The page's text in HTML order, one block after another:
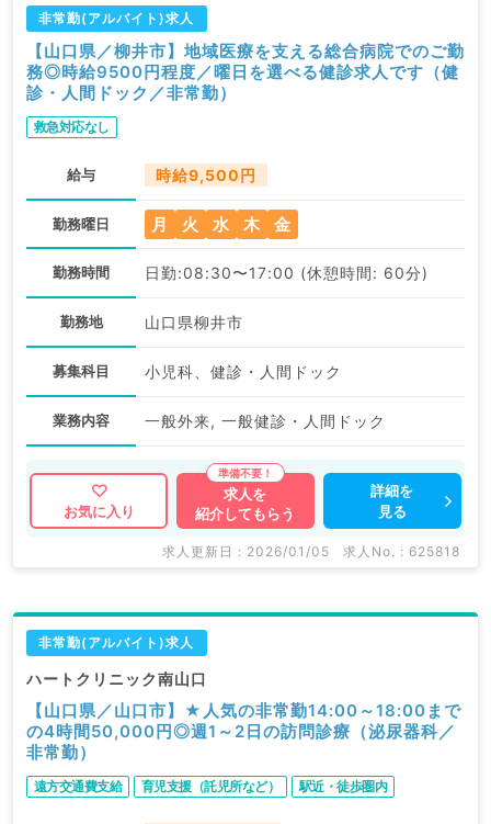
非常勤(アルバイト)求人
【山口県／柳井市】地域医療を支える総合病院でのご勤
務◎時給9500円程度／曜日を選べる健診求人です（健
診・人間ドック／非常勤）
救急対応なし
給与 時給9,500円
勤務曜日 月 火 水 木 金
勤務時間 日勤:08:30〜17:00 (休憩時間: 60分)
勤務地 山口県柳井市
募集科目 小児科、健診・人間ドック
業務内容 一般外来, 一般健診・人間ドック
お気に入り
求人を
紹介してもらう
詳細を
見る
求人更新日 : 2026/01/05 求人No. : 625818
非常勤(アルバイト)求人
ハートクリニック南山口
【山口県／山口市】★人気の非常勤14:00～18:00まで
の4時間50,000円◎週1～2日の訪問診療（泌尿器科／
非常勤）
遠方交通費支給 育児支援（託児所など） 駅近・徒歩圏内